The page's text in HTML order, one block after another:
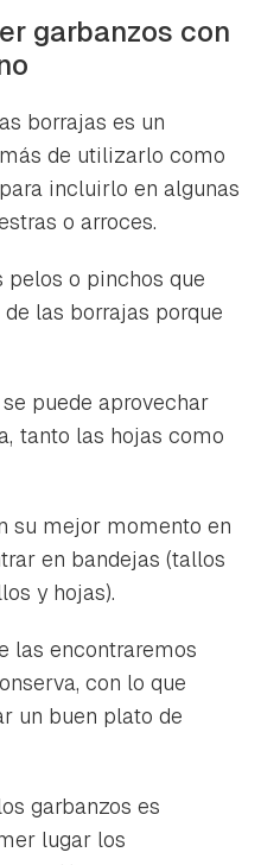
garbanzos con
borrajas es un
de utilizarlo como
incluirlo en algunas
o arroces.
o pinchos que
las borrajas porque
puede aprovechar
tanto las hojas como
su mejor momento en
en bandejas (tallos
y hojas).
las encontraremos
con lo que
un buen plato de
garbanzos es
lugar los